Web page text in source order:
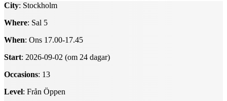
City: Stockholm
Where: Sal 5
When: Ons 17.00-17.45
Start: 2026-09-02 (om 24 dagar)
Occasions: 13
Level: Från Öppen